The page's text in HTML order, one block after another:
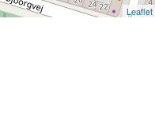
Leaflet